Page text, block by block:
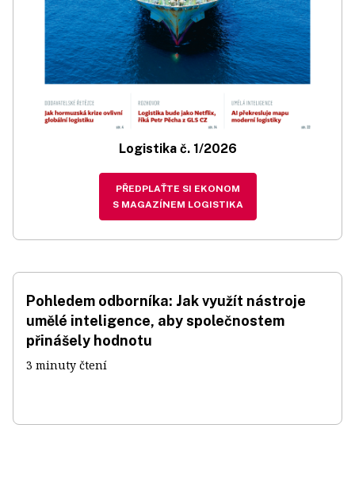
Logistika č. 1/2026
PŘEDPLAŤTE SI EKONOM
S MAGAZÍNEM LOGISTIKA
Pohledem odborníka: Jak využít nástroje
umělé inteligence, aby společnostem
přinášely hodnotu
3 minuty čtení